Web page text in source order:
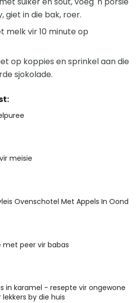
giet in die bak, roer.
melk vir 10 minute op
op koppies en sprinkel aan die
sjokolade.
meisie
Ovenschotel Met Appels In Oond
met peer vir babas
in karamel - resepte vir ongewone
lekkers by die huis